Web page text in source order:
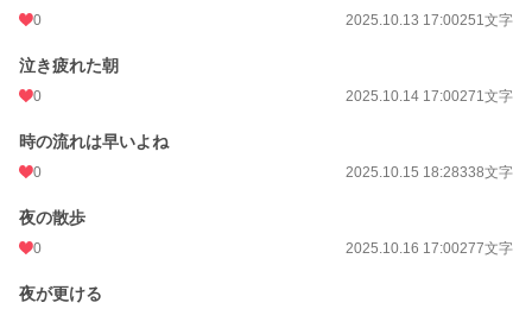
0 2025.10.13 17:00251文字
泣き疲れた朝
0 2025.10.14 17:00271文字
時の流れは早いよね
0 2025.10.15 18:28338文字
夜の散歩
0 2025.10.16 17:00277文字
夜が更ける